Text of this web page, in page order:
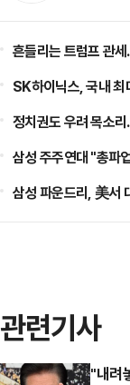
흔들리는 트럼프 관
SK하이닉스, 국내 최
정치권도 우려 목소
삼성 주주연대 "총파
삼성 파운드리, 美서
관련기사
"내려